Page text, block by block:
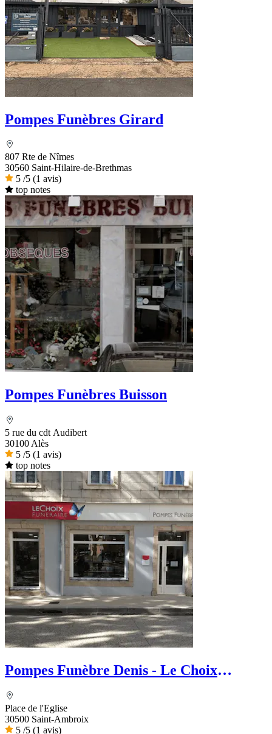
Pompes Funèbres Girard
807 Rte de Nîmes
30560 Saint-Hilaire-de-Brethmas
5 /5 (1 avis)
top notes
Pompes Funèbres Buisson
5 rue du cdt Audibert
30100 Alès
5 /5 (1 avis)
top notes
Pompes Funèbre Denis - Le Choix
Place de l'Eglise
30500 Saint-Ambroix
5 /5 (1 avis)